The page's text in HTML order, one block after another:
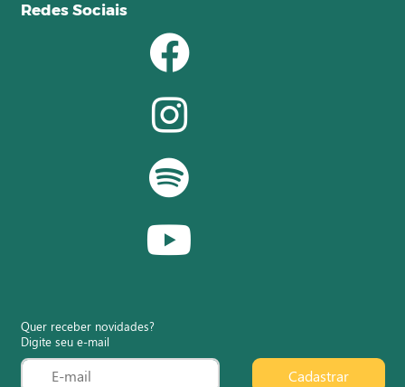
Redes Sociais
Quer receber novidades?
Digite seu e-mail
Cadastrar